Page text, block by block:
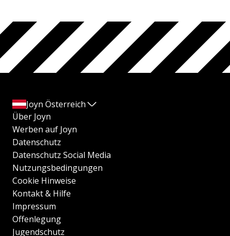
Joyn Österreich
Über Joyn
Werben auf Joyn
Datenschutz
Datenschutz Social Media
Nutzungsbedingungen
Cookie Hinweise
Kontakt & Hilfe
Impressum
Offenlegung
Jugendschutz